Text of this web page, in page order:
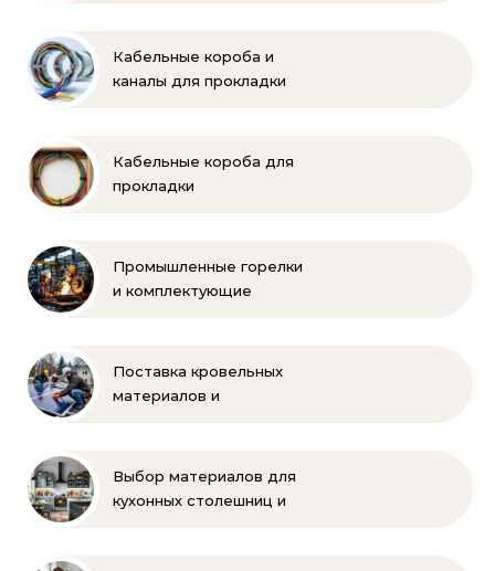
Кабельные короба и
каналы для прокладки
Кабельные короба для
прокладки
Промышленные горелки
и комплектующие
Поставка кровельных
материалов и
Выбор материалов для
кухонных столешниц и